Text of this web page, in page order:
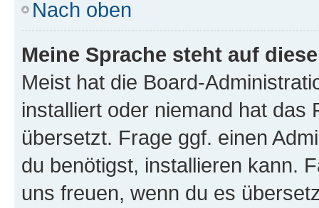
Nach oben
Meine Sprache steht auf
Meist hat die Board-
installiert oder niemand hat das
übersetzt. Frage ggf. einen
du benötigst, installieren kann.
uns freuen, wenn du es